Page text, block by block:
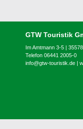
GTW Touristik
Im Amtmann 3-5 |
Telefon 06441 2005-0
info@gtw-touristik.de |